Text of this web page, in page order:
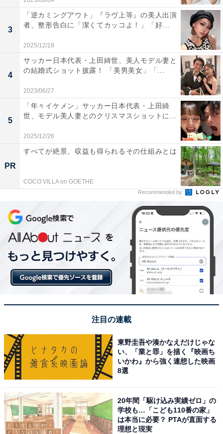
3
「逆カミングアウト」『ラヴ上等』の美人出演
者、整形告白に「潔くてカッコよ！」「好...
2025/12/18
4
サッカー日本代表・上田綺世、美人モデル妻と
の結婚式ショット披露！ 「美男美女」「...
2023/06/27
5
「年々イケメン」サッカー日本代表・上田綺
世、モデル美人妻とのクリスマスショットに...
2025/12/26
PR
すべてが絶景、収益も得られるその仕組みとは
COCO VILLA on GOETHE
Recommended by
注目の連載
東野圭吾や湊かなえだけじゃな
い、「業と罪」を描く『映画ち
いかわ』から強く連想した映画
8選
20年間「駆け込み実績ゼロ」の
学校も…「こども110番の家」
は本当に必要？ PTAが直面する
理想と現実